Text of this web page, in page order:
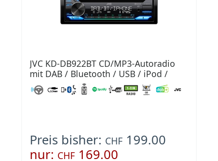
JVC KD-DB922BT CD/MP3-Autoradio
mit DAB / Bluetooth / USB / iPod /
AUX-IN
Preis bisher: CHF 199.00
nur: CHF 169.00